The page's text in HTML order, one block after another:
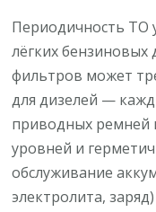
Периодичность ТО
лёгких бензиновых
фильтров может
для дизелей —
приводных ремней
уровней и
обслуживание
электролита,